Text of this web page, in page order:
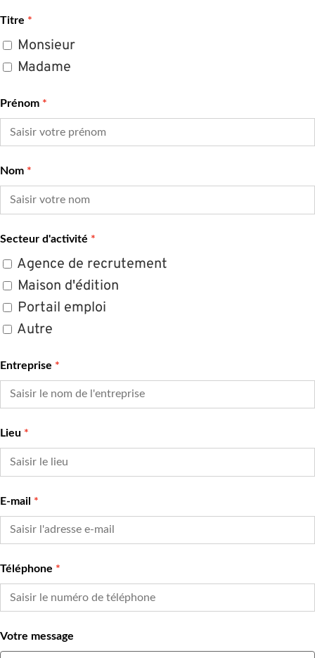
Titre
Monsieur
Madame
Prénom
Nom
Secteur d'activité
Agence de recrutement
Maison d'édition
Portail emploi
Autre
Entreprise
Lieu
E-mail
Téléphone
Votre message